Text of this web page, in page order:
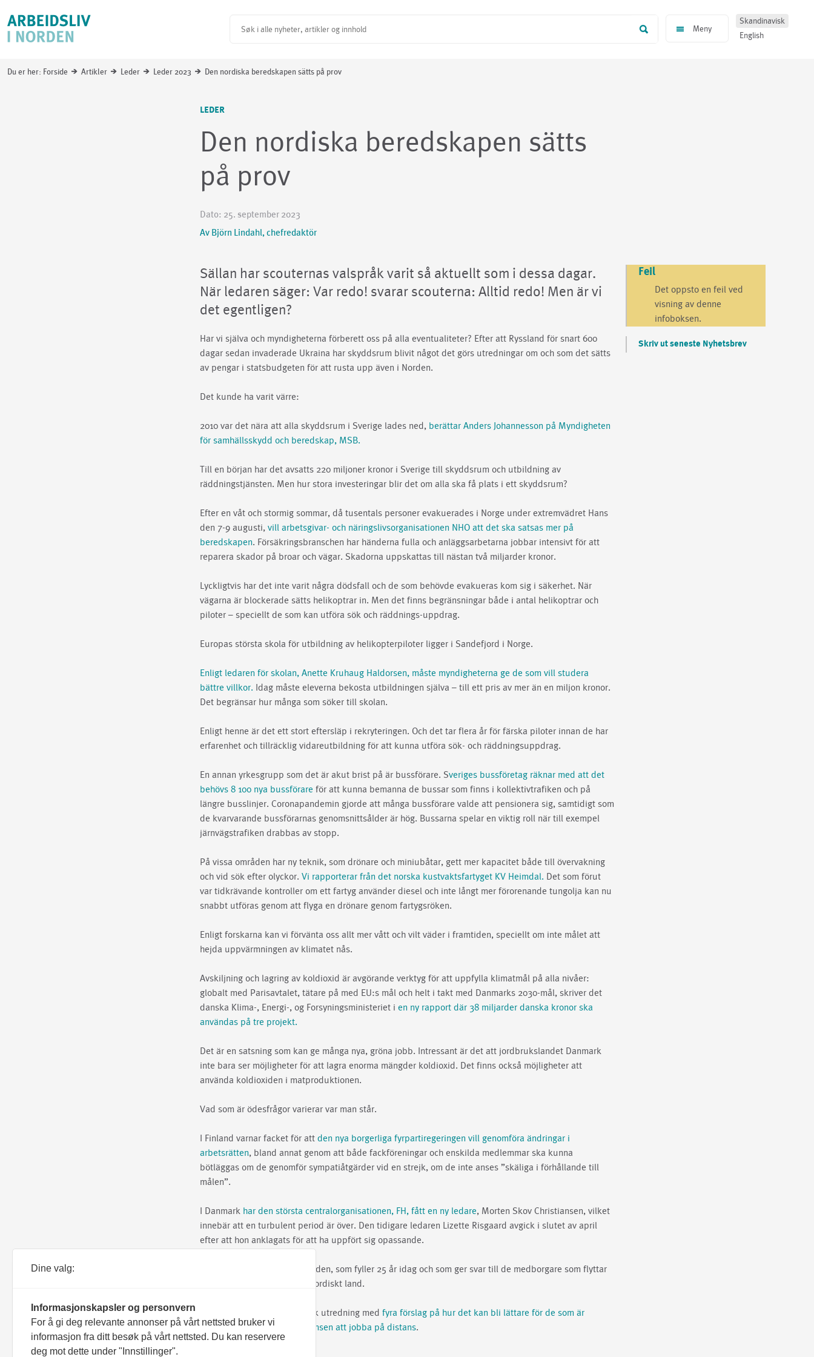
Meny
Skandinavisk
English
Du er her: Forside i Artikler i Leder i Leder 2023 i Den nordiska beredskapen sätts på prov
LEDER
Den nordiska beredskapen sätts
på prov
Dato: 25. september 2023
Av Björn Lindahl, chefredaktör
Sällan har scouternas valspråk varit så aktuellt som i dessa dagar.
När ledaren säger: Var redo! svarar scouterna: Alltid redo! Men är vi
det egentligen?
Har vi själva och myndigheterna förberett oss på alla eventualiteter? Efter att Ryssland för snart 600
dagar sedan invaderade Ukraina har skyddsrum blivit något det görs utredningar om och som det sätts
av pengar i statsbudgeten för att rusta upp även i Norden.
Det kunde ha varit värre:
2010 var det nära att alla skyddsrum i Sverige lades ned, berättar Anders Johannesson på Myndigheten
för samhällsskydd och beredskap, MSB.
Till en början har det avsatts 220 miljoner kronor i Sverige till skyddsrum och utbildning av
räddningstjänsten. Men hur stora investeringar blir det om alla ska få plats i ett skyddsrum?
Efter en våt och stormig sommar, då tusentals personer evakuerades i Norge under extremvädret Hans
den 7-9 augusti, vill arbetsgivar- och näringslivsorganisationen NHO att det ska satsas mer på
beredskapen. Försäkringsbranschen har händerna fulla och anläggsarbetarna jobbar intensivt för att
reparera skador på broar och vägar. Skadorna uppskattas till nästan två miljarder kronor.
Lyckligtvis har det inte varit några dödsfall och de som behövde evakueras kom sig i säkerhet. När
vägarna är blockerade sätts helikoptrar in. Men det finns begränsningar både i antal helikoptrar och
piloter – speciellt de som kan utföra sök och räddnings-uppdrag.
Europas största skola för utbildning av helikopterpiloter ligger i Sandefjord i Norge.
Enligt ledaren för skolan, Anette Kruhaug Haldorsen, måste myndigheterna ge de som vill studera
bättre villkor. Idag måste eleverna bekosta utbildningen själva – till ett pris av mer än en miljon kronor.
Det begränsar hur många som söker till skolan.
Enligt henne är det ett stort eftersläp i rekryteringen. Och det tar flera år för färska piloter innan de har
erfarenhet och tillräcklig vidareutbildning för att kunna utföra sök- och räddningsuppdrag.
En annan yrkesgrupp som det är akut brist på är bussförare. Sveriges bussföretag räknar med att det
behövs 8 100 nya bussförare för att kunna bemanna de bussar som finns i kollektivtrafiken och på
längre busslinjer. Coronapandemin gjorde att många bussförare valde att pensionera sig, samtidigt som
de kvarvarande bussförarnas genomsnittsålder är hög. Bussarna spelar en viktig roll när till exempel
järnvägstrafiken drabbas av stopp.
På vissa områden har ny teknik, som drönare och miniubåtar, gett mer kapacitet både till övervakning
och vid sök efter olyckor. Vi rapporterar från det norska kustvaktsfartyget KV Heimdal. Det som förut
var tidkrävande kontroller om ett fartyg använder diesel och inte långt mer förorenande tungolja kan nu
snabbt utföras genom att flyga en drönare genom fartygsröken.
Enligt forskarna kan vi förvänta oss allt mer vått och vilt väder i framtiden, speciellt om inte målet att
hejda uppvärmningen av klimatet nås.
Avskiljning och lagring av koldioxid är avgörande verktyg för att uppfylla klimatmål på alla nivåer:
globalt med Parisavtalet, tätare på med EU:s mål och helt i takt med Danmarks 2030-mål, skriver det
danska Klima-, Energi-, og Forsyningsministeriet i en ny rapport där 38 miljarder danska kronor ska
användas på tre projekt.
Det är en satsning som kan ge många nya, gröna jobb. Intressant är det att jordbrukslandet Danmark
inte bara ser möjligheter för att lagra enorma mängder koldioxid. Det finns också möjligheter att
använda koldioxiden i matproduktionen.
Vad som är ödesfrågor varierar var man står.
I Finland varnar facket för att den nya borgerliga fyrpartiregeringen vill genomföra ändringar i
arbetsrätten, bland annat genom att både fackföreningar och enskilda medlemmar ska kunna
bötläggas om de genomför sympatiåtgärder vid en strejk, om de inte anses ”skäliga i förhållande till
målen”.
I Danmark har den största centralorganisationen, FH, fått en ny ledare, Morten Skov Christiansen, vilket
innebär att en turbulent period är över. Den tidigare ledaren Lizette Risgaard avgick i slutet av april
efter att hon anklagats för att ha uppfört sig opassande.
Vi porträtterar också Info Norden, som fyller 25 år idag och som ger svar till de medborgare som flyttar
till, eller arbetar i ett annat nordiskt land.
Till sist kommer en ny nordisk utredning med fyra förslag på hur det kan bli lättare för de som är
anställda på andra sidan gränsen att jobba på distans.
Feil
Det oppsto en feil ved
visning av denne
infoboksen.
Skriv ut seneste Nyhetsbrev
Dine valg:
Informasjonskapsler og personvern
For å gi deg relevante annonser på vårt nettsted bruker vi
informasjon fra ditt besøk på vårt nettsted. Du kan reservere
deg mot dette under "Innstillinger".